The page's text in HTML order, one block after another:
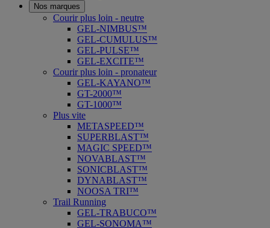
Nos marques
Courir plus loin - neutre
GEL-NIMBUS™
GEL-CUMULUS™
GEL-PULSE™
GEL-EXCITE™
Courir plus loin - pronateur
GEL-KAYANO™
GT-2000™
GT-1000™
Plus vite
METASPEED™
SUPERBLAST™
MAGIC SPEED™
NOVABLAST™
SONICBLAST™
DYNABLAST™
NOOSA TRI™
Trail Running
GEL-TRABUCO™
GEL-SONOMA™